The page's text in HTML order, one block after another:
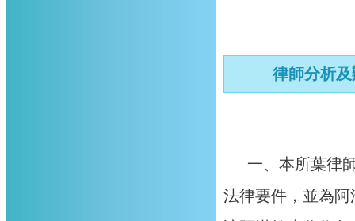
律師分析
一、本所葉律
法律要件，並為